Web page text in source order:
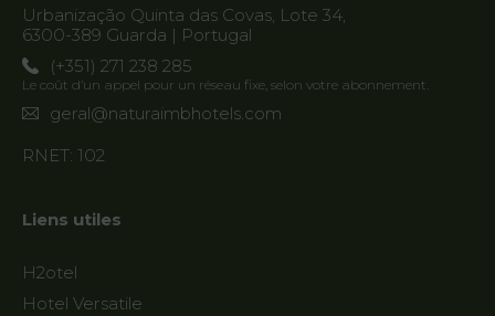
Urbanização Quinta das Covas, Lote 34,
6300-389 Guarda | Portugal
(+351) 271 238 285
Le coût d’un appel pour un réseau fixe, selon votre abonnement.
geral@naturaimbhotels.com
RNET: 102
Liens utiles
H2otel
Hotel Versatile